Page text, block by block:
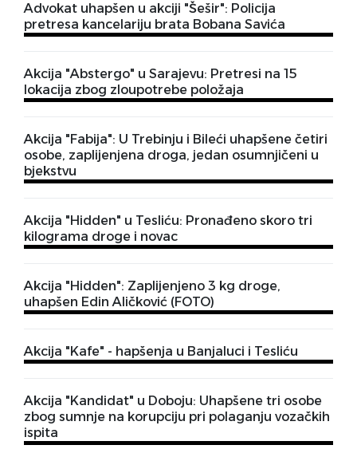
Advokat uhapšen u akciji "Šešir": Policija
pretresa kancelariju brata Bobana Savića
Akcija "Abstergo" u Sarajevu: Pretresi na 15
lokacija zbog zloupotrebe položaja
Akcija "Fabija": U Trebinju i Bileći uhapšene četiri
osobe, zaplijenjena droga, jedan osumnjičeni u
bjekstvu
Akcija "Hidden" u Tesliću: Pronađeno skoro tri
kilograma droge i novac
Akcija "Hidden": Zaplijenjeno 3 kg droge,
uhapšen Edin Aličković (FOTO)
Akcija "Kafe" - hapšenja u Banjaluci i Tesliću
Akcija "Kandidat" u Doboju: Uhapšene tri osobe
zbog sumnje na korupciju pri polaganju vozačkih
ispita